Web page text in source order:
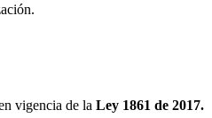
vigencia de la Ley 1861 de 2017.